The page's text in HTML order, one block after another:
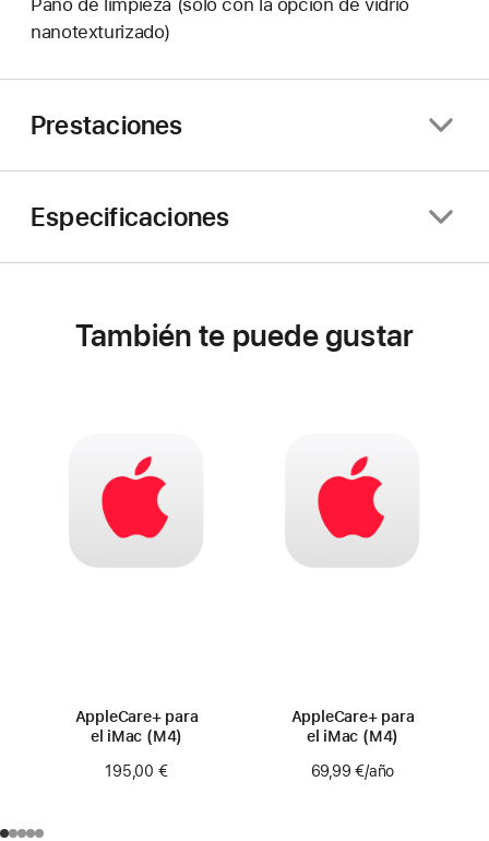
Paño de limpieza (solo con la opción de vidrio
nanotexturizado)
Prestaciones
Especificaciones
También te puede gustar
AppleCare+ para
el iMac (M4)
195,00 €
AppleCare+ para
el iMac (M4)
69,99 €/año